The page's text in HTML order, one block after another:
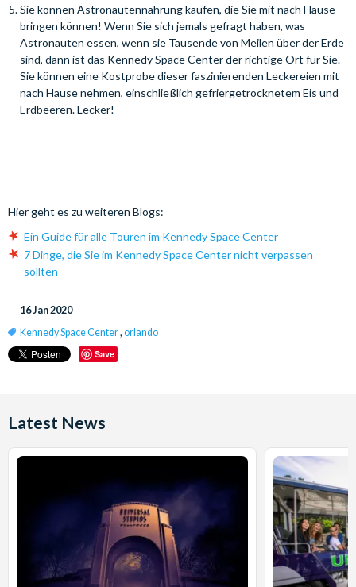
Sie können Astronautennahrung kaufen, die Sie mit nach Hause
bringen können! Wenn Sie sich jemals gefragt haben, was
Astronauten essen, wenn sie Tausende von Meilen über der Erde
sind, dann ist das Kennedy Space Center der richtige Ort für Sie.
Sie können eine Kostprobe dieser faszinierenden Leckereien mit
nach Hause nehmen, einschließlich gefriergetrocknetem Eis und
Erdbeeren. Lecker!
Hier geht es zu weiteren Blogs:
Ein Guide für alle Touren im Kennedy Space Center
7 Dinge, die Sie im Kennedy Space Center nicht verpassen
sollten
16 Jan 2020
Kennedy Space Center, orlando
Save
Latest News